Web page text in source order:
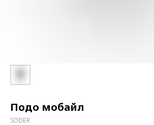
Подо мобайл
SODER